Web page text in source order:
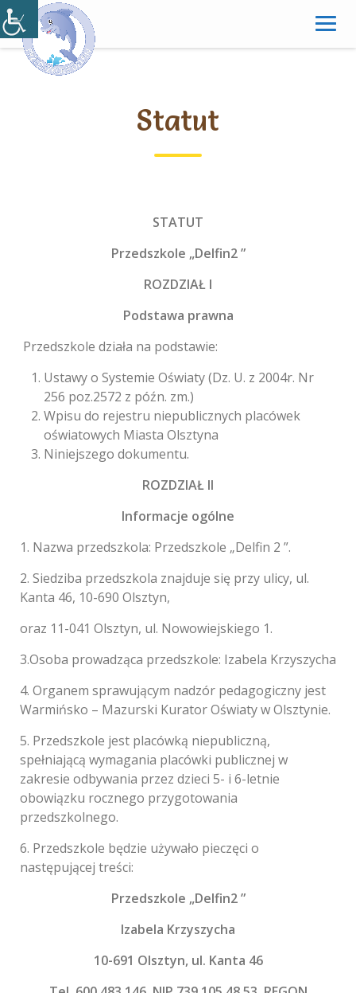
Skip
to
content
Statut
STATUT
Przedszkole „Delfin2 ”
ROZDZIAŁ I
Podstawa prawna
Przedszkole działa na podstawie:
Ustawy o Systemie Oświaty (Dz. U. z 2004r. Nr
256 poz.2572 z późn. zm.)
Wpisu do rejestru niepublicznych placówek
oświatowych Miasta Olsztyna
Niniejszego dokumentu.
ROZDZIAŁ II
Informacje ogólne
1. Nazwa przedszkola: Przedszkole „Delfin 2 ”.
2. Siedziba przedszkola znajduje się przy ulicy, ul.
Kanta 46, 10-690 Olsztyn,
oraz 11-041 Olsztyn, ul. Nowowiejskiego 1.
3.Osoba prowadząca przedszkole: Izabela Krzyszycha
4. Organem sprawującym nadzór pedagogiczny jest
Warmińsko – Mazurski Kurator Oświaty w Olsztynie.
5. Przedszkole jest placówką niepubliczną,
spełniającą wymagania placówki publicznej w
zakresie odbywania przez dzieci 5- i 6-letnie
obowiązku rocznego przygotowania
przedszkolnego.
6. Przedszkole będzie używało pieczęci o
następującej treści:
Przedszkole „Delfin2 ”
Izabela Krzyszycha
10-691 Olsztyn, ul. Kanta 46